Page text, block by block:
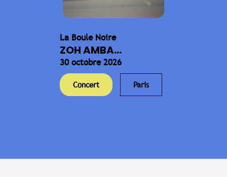
La Boule Noire
ZOH AMBA...
30 octobre 2026
Concert Paris